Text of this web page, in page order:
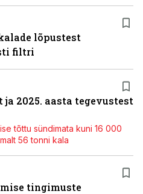
lõpustest
filtri
2025. aasta tegevustest
tõttu sündimata kuni 16 000
56 tonni kala
tingimuste